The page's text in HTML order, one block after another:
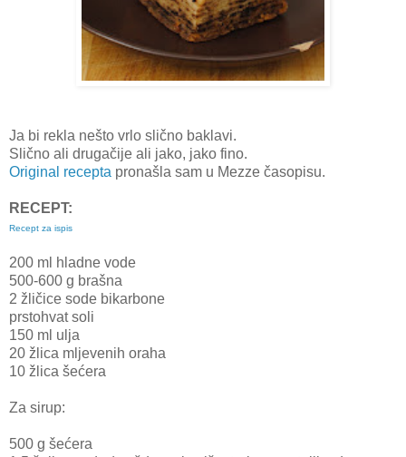
Ja bi rekla nešto vrlo slično baklavi.
Slično ali drugačije ali jako, jako fino.
Original recepta pronašla sam u Mezze časopisu.
RECEPT:
Recept za ispis
200 ml hladne vode
500-600 g brašna
2 žličice sode bikarbone
prstohvat soli
150 ml ulja
20 žlica mljevenih oraha
10 žlica šećera
Za sirup:
500 g šećera